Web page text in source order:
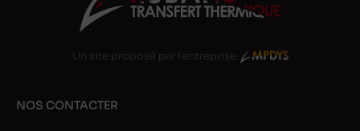
Un site proposé par l'entreprise
NOS CONTACTER